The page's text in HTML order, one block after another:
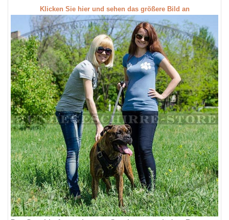
Klicken Sie hier und sehen das größere Bild an